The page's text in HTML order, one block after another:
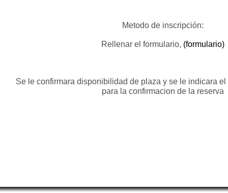
Metodo de inscripción:
Rellenar el formulario, (formulario)
Se le confirmara disponibilidad de plaza y se le indicara
para la confirmacion de la reserva